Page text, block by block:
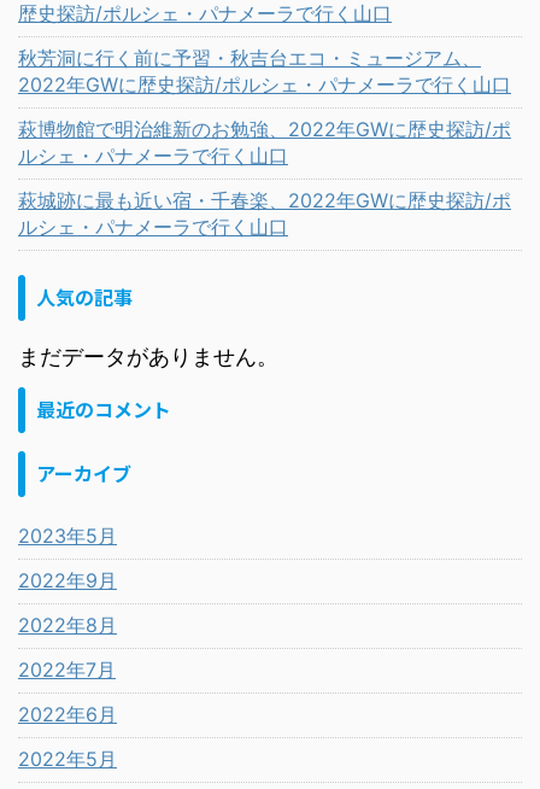
歴史探訪/ポルシェ・パナメーラで行く山口
秋芳洞に行く前に予習・秋吉台エコ・ミュージアム、
2022年GWに歴史探訪/ポルシェ・パナメーラで行く山口
萩博物館で明治維新のお勉強、2022年GWに歴史探訪/ポ
ルシェ・パナメーラで行く山口
萩城跡に最も近い宿・千春楽、2022年GWに歴史探訪/ポ
ルシェ・パナメーラで行く山口
人気の記事
まだデータがありません。
最近のコメント
アーカイブ
2023年5月
2022年9月
2022年8月
2022年7月
2022年6月
2022年5月